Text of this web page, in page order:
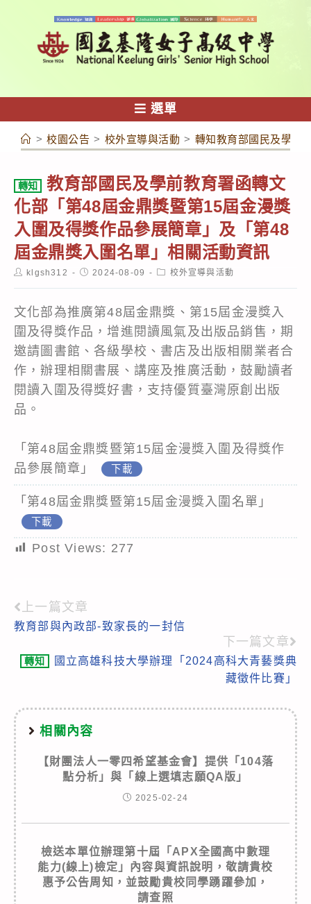
容
選單
> 校園公告 > 校外宣導與活動 > 轉知教育部國民及學前
轉知
教育部國民及學前教育署函轉文
化部「第48屆金鼎獎暨第15屆金漫獎
入圍及得獎作品參展簡章」及「第48
屆金鼎獎入圍名單」相關活動資訊
Postklgsh312
Post2024-08-09
Post校外宣導與活動
文化部為推廣第48屆金鼎獎、第15屆金漫獎入
圍及得獎作品，增進閱讀風氣及出版品銷售，期
邀請圖書館、各級學校、書店及出版相關業者合
作，辦理相關書展、講座及推廣活動，鼓勵讀者
閱讀入圍及得獎好書，支持優質臺灣原創出版
品。
「第48屆金鼎獎暨第15屆金漫獎入圍及得獎作
品參展簡章」
下載
「第48屆金鼎獎暨第15屆金漫獎入圍名單」
下載
Post Views: 277
Read
more
articles
上一篇文章
教育部與內政部-致家長的一封信
下一篇文章
轉知
國立高雄科技大學辦理「2024高科大青藝獎典
藏徵件比賽」
相關內容
【財團法人一零四希望基金會】提供「104落
點分析」與「線上選填志願QA版」
2025-02-24
檢送本單位辦理第十屆「APX全國高中數理
能力(線上)檢定」內容與資訊說明，敬請貴校
惠予公告周知，並鼓勵貴校同學踴躍參加，
請查照